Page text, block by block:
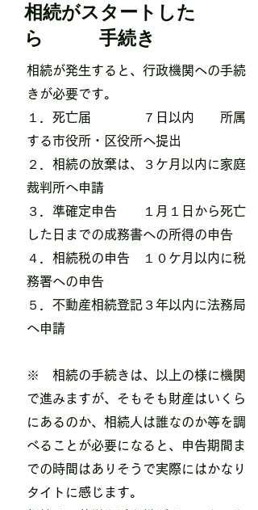
​相続がスタートした
ら 手続き
相続が発生すると、行政機関への手続
きが必要です。
１．死亡届 ７日以内 所属
する市役所・区役所へ提出
２．相続の放棄は、３ケ月以内に家庭
裁判所へ申請
３．準確定申告 １月１日から死亡
した日までの成務書への所得の申告
４．相続税の申告 １０ケ月以内に税
務署への申告
５．不動産相続登記３年以内に法務局
へ申請
​※ 相続の手続きは、以上の様に機関
で進みますが、そもそも財産はいくら
にあるのか、相続人は誰なのか等を調
べることが必要になると、申告期間ま
での時間はありそうで実際にはかなり
タイトに感じます。